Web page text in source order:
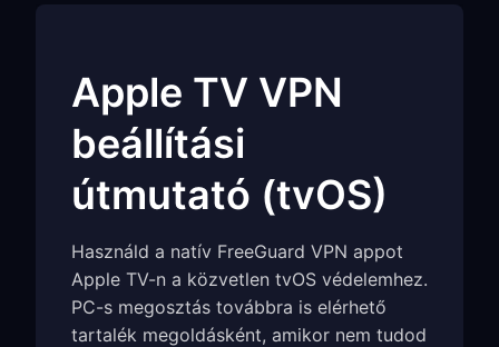
Apple TV VPN
beállítási
útmutató (tvOS)
Használd a natív FreeGuard VPN appot
Apple TV-n a közvetlen tvOS védelemhez.
PC-s megosztás továbbra is elérhető
tartalék megoldásként, amikor nem tudod